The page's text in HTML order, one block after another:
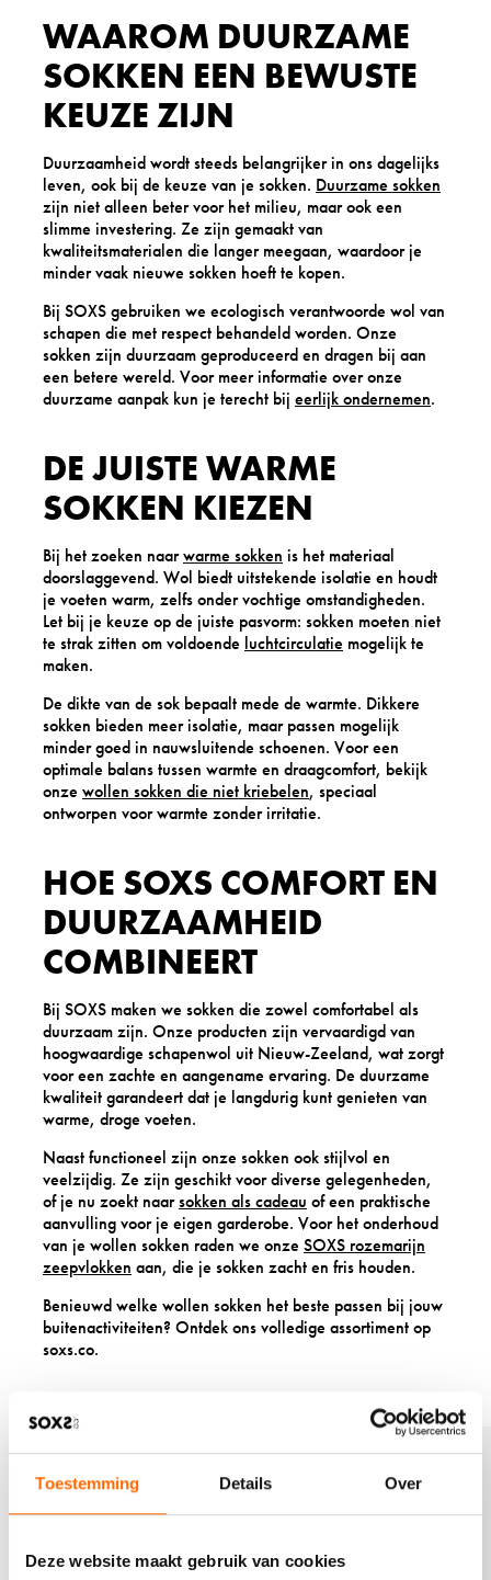
Toestemming Details Over
Deze website maakt gebruik van cookies
WAAROM DUURZAME
SOKKEN EEN BEWUSTE
KEUZE ZIJN
Duurzaamheid wordt steeds belangrijker in ons dagelijks
leven, ook bij de keuze van je sokken. Duurzame sokken
zijn niet alleen beter voor het milieu, maar ook een
slimme investering. Ze zijn gemaakt van
kwaliteitsmaterialen die langer meegaan, waardoor je
minder vaak nieuwe sokken hoeft te kopen.
Bij SOXS gebruiken we ecologisch verantwoorde wol van
schapen die met respect behandeld worden. Onze
sokken zijn duurzaam geproduceerd en dragen bij aan
een betere wereld. Voor meer informatie over onze
duurzame aanpak kun je terecht bij eerlijk ondernemen.
DE JUISTE WARME
SOKKEN KIEZEN
Bij het zoeken naarwarme sokken is het materiaal
doorslaggevend. Wol biedt uitstekende isolatie en houdt
je voeten warm, zelfs onder vochtige omstandigheden.
Let bij je keuze op de juiste pasvorm: sokken moeten niet
te strak zitten om voldoende luchtcirculatie mogelijk te
maken.
De dikte van de sok bepaalt mede de warmte. Dikkere
sokken bieden meer isolatie, maar passen mogelijk
minder goed in nauwsluitende schoenen. Voor een
optimale balans tussen warmte en draagcomfort, bekijk
onze wollen sokken die niet kriebelen, speciaal
ontworpen voor warmte zonder irritatie.
HOE SOXS COMFORT EN
DUURZAAMHEID
COMBINEERT
Bij SOXS maken we sokken die zowel comfortabel als
duurzaam zijn. Onze producten zijn vervaardigd van
hoogwaardige schapenwol uit Nieuw-Zeeland, wat zorgt
voor een zachte en aangename ervaring. De duurzame
kwaliteit garandeert dat je langdurig kunt genieten van
warme, droge voeten.
Naast functioneel zijn onze sokken ook stijlvol en
veelzijdig. Ze zijn geschikt voor diverse gelegenheden,
of je nu zoekt naarsokken als cadeau of een praktische
aanvulling voor je eigen garderobe. Voor het onderhoud
van je wollen sokken raden we onze SOXS rozemarijn
zeepvlokken aan, die je sokken zacht en fris houden.
Benieuwd welke wollen sokken het beste passen bij jouw
buitenactiviteiten? Ontdek ons volledige assortiment op
soxs.co.
B
e
k
h
B
e
k